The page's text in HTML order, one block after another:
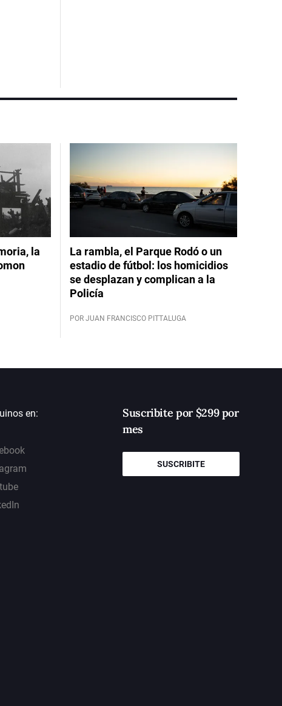
la
La rambla, el Parque Rodó o un
estadio de fútbol: los homicidios
se desplazan y complican a la
Policía
POR JUAN FRANCISCO PITTALUGA
en:
Suscribite por $299 por
mes
SUSCRIBITE